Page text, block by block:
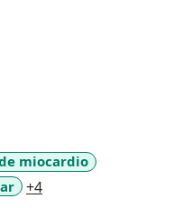
miocardio
+4a11y_sr_more_diseases